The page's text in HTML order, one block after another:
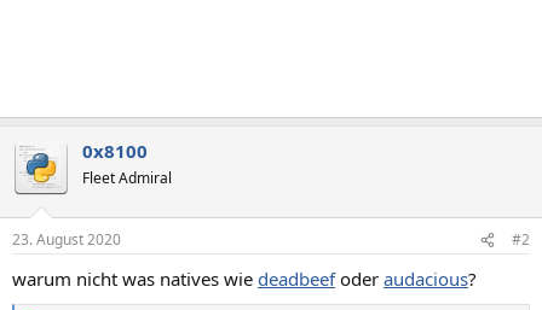
0x8100
Fleet Admiral
23. August 2020 #2
warum nicht was natives wie deadbeefoder audacious?